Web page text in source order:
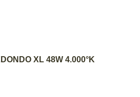
AL CARRITO
XL 48W 4.000°K